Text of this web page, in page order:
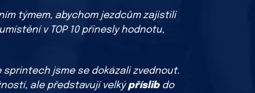
týmem, abychom jezdcům zajistili
v TOP 10 přinesly hodnotu,
jsme se dokázali zvednout.
ale představují velkýpříslib do